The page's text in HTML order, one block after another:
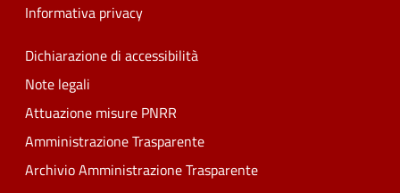
Informativa privacy
Dichiarazione di accessibilità
Note legali
Attuazione misure PNRR
Amministrazione Trasparente
Archivio Amministrazione Trasparente